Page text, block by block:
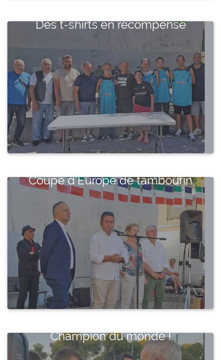
Des t-shirts en récompense
Coupe d'Europe de tambourin
Champion du monde !